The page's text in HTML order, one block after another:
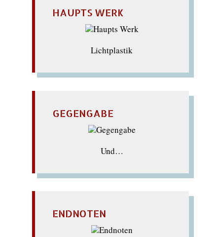
HAUPTS WERK
Lichtplastik
GEGENGABE
Und…
ENDNOTEN